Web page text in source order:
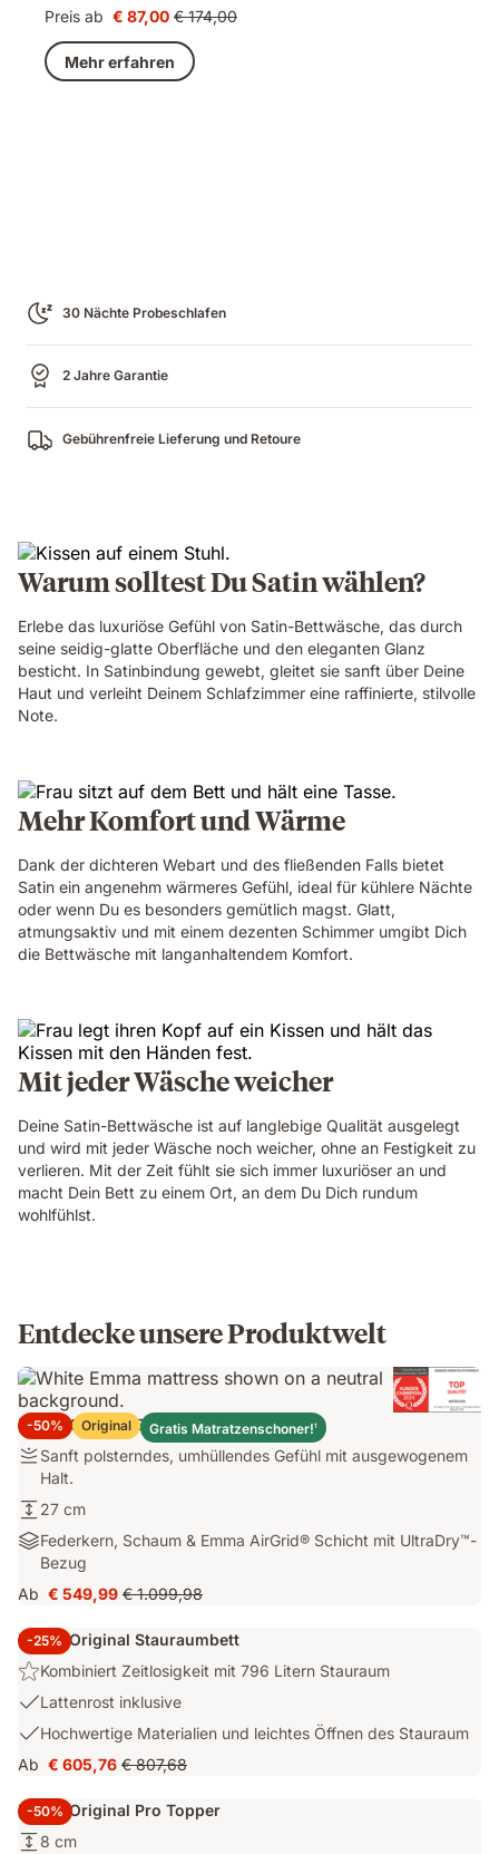
Preis ab
Preis
€ 87,00
€ 87,00 Ursprünglicher
Preis
€ 174,00
€ 174,00
Mehr erfahren
30 Nächte Probeschlafen
2 Jahre Garantie
Gebührenfreie Lieferung und Retoure
Warum solltest Du Satin wählen?
Erlebe das luxuriöse Gefühl von Satin-Bettwäsche, das durch
seine seidig-glatte Oberfläche und den eleganten Glanz
besticht. In Satinbindung gewebt, gleitet sie sanft über Deine
Haut und verleiht Deinem Schlafzimmer eine raffinierte, stilvolle
Note.
Mehr Komfort und Wärme
Dank der dichteren Webart und des fließenden Falls bietet
Satin ein angenehm wärmeres Gefühl, ideal für kühlere Nächte
oder wenn Du es besonders gemütlich magst. Glatt,
atmungsaktiv und mit einem dezenten Schimmer umgibt Dich
die Bettwäsche mit langanhaltendem Komfort.
Mit jeder Wäsche weicher
Deine Satin-Bettwäsche ist auf langlebige Qualität ausgelegt
und wird mit jeder Wäsche noch weicher, ohne an Festigkeit zu
verlieren. Mit der Zeit fühlt sie sich immer luxuriöser an und
macht Dein Bett zu einem Ort, an dem Du Dich rundum
wohlfühlst.
Entdecke unsere Produktwelt
-50% Original Gratis Matratzenschoner!1
Emma Original Elite Matratze
Festigkeit:
Sanft
polsterndes,
umhüllendes
Gefühl
ausgewogenem
Sanft polsterndes, umhüllendes Gefühl mit ausgewogenem
Halt.
Höhe:
27
cm
27 cm
Materialien:
Federkern,
Schaum
&
Emma
AirGrid®
Schicht
mit
Bezug
Federkern, Schaum & Emma AirGrid® Schicht mit UltraDry™-
Bezug
Ab Preis
€ 549,99
€ 549,99 Ursprünglicher
€ 1.099,98
€ 1.099,98
-25%
Emma Original Stauraumbett
Highlight:
Kombiniert
Zeitlosigkeit
mit
796
Stauraum
Kombiniert Zeitlosigkeit mit 796 Litern Stauraum
USP
Lattenrost
inklusive
Lattenrost inklusive
USP
3:
Hochwertige
Materialien
und
leichtes
Hochwertige Materialien und leichtes Öffnen des Stauraum
Ab Preis
€ 605,76
€ 605,76 Ursprünglicher
€ 807,68
€ 807,68
-50%
Emma Original Pro Topper
Höhe:8 cm